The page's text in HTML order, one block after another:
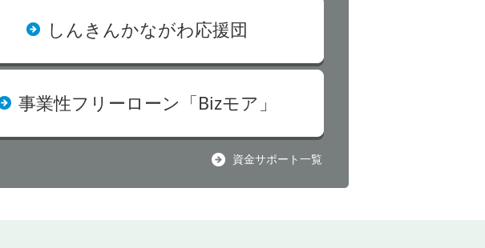
しんきんかながわ応援団
事業性フリーローン「Bizモア」
資金サポート一覧